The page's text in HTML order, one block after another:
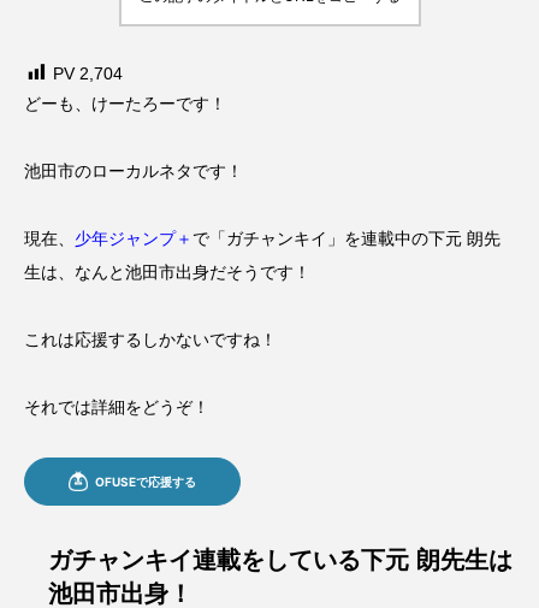
PV 2,704
どーも、けーたろーです！
池田市のローカルネタです！
現在、 少年ジャンプ＋ で「ガチャンキイ」を連載中の下元 朗先
生は、なんと池田市出身だそうです！
これは応援するしかないですね！
それでは詳細をどうぞ！
ガチャンキイ連載をしている下元 朗先生は
池田市出身！